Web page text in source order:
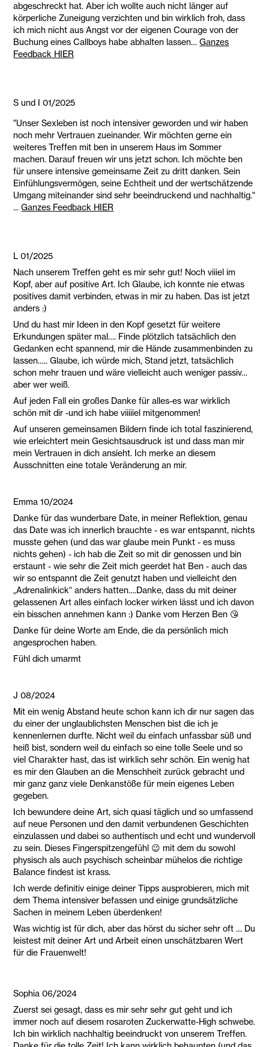
abgeschreckt hat. Aber ich wollte auch nicht länger auf
körperliche Zuneigung verzichten und bin wirklich froh, dass
ich mich nicht aus Angst vor der eigenen Courage von der
Buchung eines Callboys habe abhalten lassen…Ganzes
Feedback HIER
S und I 01/2025
"Unser Sexleben ist noch intensiver geworden und wir haben
noch mehr Vertrauen zueinander. Wir möchten gerne ein
weiteres Treffen mit ben in unserem Haus im Sommer
machen. Darauf freuen wir uns jetzt schon. Ich möchte ben
für unsere intensive gemeinsame Zeit zu dritt danken. Sein
Einfühlungsvermögen, seine Echtheit und der wertschätzende
Umgang miteinander sind sehr beeindruckend und nachhaltig."
...Ganzes Feedback HIER
L 01/2025
Nach unserem Treffen geht es mir sehr gut! Noch viiiel im
Kopf, aber auf positive Art. Ich Glaube, ich konnte nie etwas
positives damit verbinden, etwas in mir zu haben. Das ist jetzt
anders :)
Und du hast mir Ideen in den Kopf gesetzt für weitere
Erkundungen später mal…. Finde plötzlich tatsächlich den
Gedanken echt spannend, mir die Hände zusammenbinden zu
lassen….. Glaube, ich würde mich, Stand jetzt, tatsächlich
schon mehr trauen und wäre vielleicht auch weniger passiv…
aber wer weiß.
Auf jeden Fall ein großes Danke für alles-es war wirklich
schön mit dir -und ich habe viiiiiel mitgenommen!
Auf unseren gemeinsamen Bildern finde ich total faszinierend,
wie erleichtert mein Gesichtsausdruck ist und dass man mir
mein Vertrauen in dich ansieht. Ich merke an diesem
Ausschnitten eine totale Veränderung an mir.
Emma 10/2024
Danke für das wunderbare Date, in meiner Reflektion, genau
das Date was ich innerlich brauchte - es war entspannt, nichts
musste gehen (und das war glaube mein Punkt - es muss
nichts gehen) - ich hab die Zeit so mit dir genossen und bin
erstaunt - wie sehr die Zeit mich geerdet hat Ben - auch das
wir so entspannt die Zeit genutzt haben und vielleicht den
„Adrenalinkick“ anders hatten….Danke, dass du mit deiner
gelassenen Art alles einfach locker wirken lässt und ich davon
ein bisschen annehmen kann :) Danke vom Herzen Ben 😘
Danke für deine Worte am Ende, die da persönlich mich
angesprochen haben.
Fühl dich umarmt
J 08/2024
Mit ein wenig Abstand heute schon kann ich dir nur sagen das
du einer der unglaublichsten Menschen bist die ich je
kennenlernen durfte. Nicht weil du einfach unfassbar süß und
heiß bist, sondern weil du einfach so eine tolle Seele und so
viel Charakter hast, das ist wirklich sehr schön. Ein wenig hat
es mir den Glauben an die Menschheit zurück gebracht und
mir ganz ganz viele Denkanstöße für mein eigenes Leben
gegeben.
Ich bewundere deine Art, sich quasi täglich und so umfassend
auf neue Personen und den damit verbundenen Geschichten
einzulassen und dabei so authentisch und echt und wundervoll
zu sein. Dieses Fingerspitzengefühl 😉 mit dem du sowohl
physisch als auch psychisch scheinbar mühelos die richtige
Balance findest ist krass.
Ich werde definitiv einige deiner Tipps ausprobieren, mich mit
dem Thema intensiver befassen und einige grundsätzliche
Sachen in meinem Leben überdenken!
Was wichtig ist für dich, aber das hörst du sicher sehr oft … Du
leistest mit deiner Art und Arbeit einen unschätzbaren Wert
für die Frauenwelt!
Sophia 06/2024
Zuerst sei gesagt, dass es mir sehr sehr gut geht und ich
immer noch auf diesem rosaroten Zuckerwatte-High schwebe.
Ich bin wirklich nachhaltig beeindruckt von unserem Treffen.